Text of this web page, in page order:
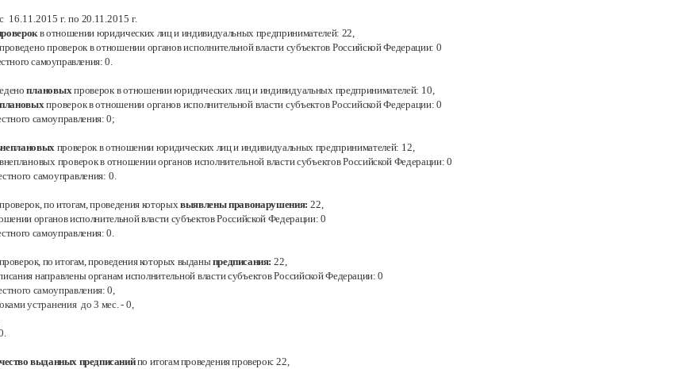
16.11.2015 г.по 20.11.2015 г.
в отношении юридических лиц и индивидуальных предпринимателей: 22,
проверок в отношении органов исполнительной власти субъектов Российской Федерации: 0
самоуправления: 0.
плановыхпроверок в отношении юридических лиц и индивидуальных предпринимателей: 10,
плановыхпроверок в отношении органов исполнительной власти субъектов Российской Федерации:0
самоуправления:0;
проверок в отношении юридических лиц и индивидуальных предпринимателей: 12,
проверок в отношении органов исполнительной власти субъектовРоссийской Федерации:0
самоуправления: 0.
по итогам, проведения которыхвыявлены правонарушения: 22,
органов исполнительной власти субъектов Российской Федерации: 0
самоуправления:0.
по итогам, проведения которых выданыпредписания: 22,
направлены органам исполнительной власти субъектов РоссийскойФедерации:0
самоуправления:0,
устранения до 3 мес. - 0,
выданных предписанийпо итогам проведения проверок:22,